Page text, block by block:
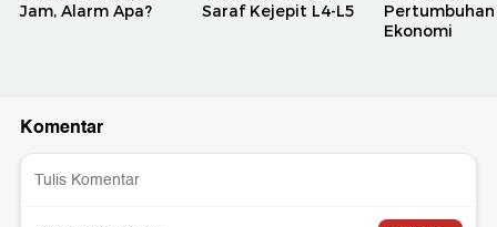
Jam, Alarm Apa?
Saraf Kejepit L4-L5
Pertumbuhan
Ekonomi